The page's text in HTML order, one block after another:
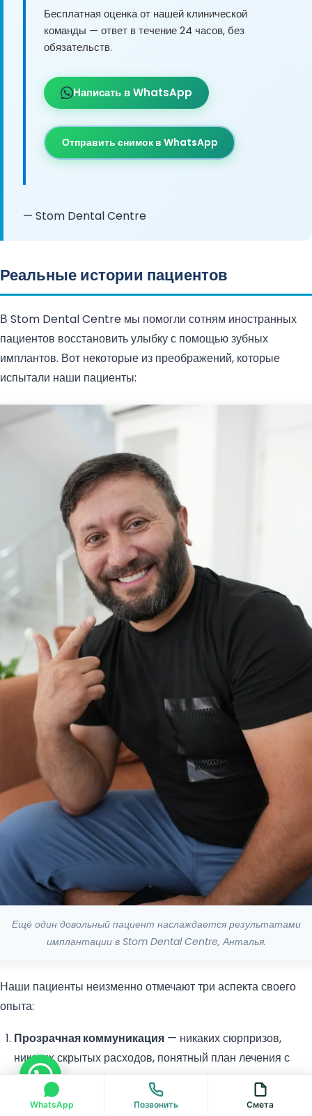
Бесплатная оценка от нашей клинической
команды — ответ в течение 24 часов, без
обязательств.
Написать в WhatsApp
Отправить снимок в WhatsApp
— Stom Dental Centre
Реальные истории пациентов
В Stom Dental Centre мы помогли сотням иностранных
пациентов восстановить улыбку с помощью зубных
имплантов. Вот некоторые из преображений, которые
испытали наши пациенты:
Ещё один довольный пациент наслаждается результатами
имплантации в Stom Dental Centre, Анталья.
Наши пациенты неизменно отмечают три аспекта своего
опыта:
Прозрачная коммуникация — никаких сюрпризов,
никаких скрытых расходов, понятный план лечения с
первого дня.
Клиническое мастерство— современное
WhatsApp Позвонить Смета